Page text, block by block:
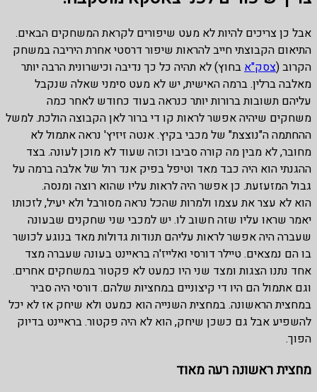
אבל כן צריכים להיות לא מעט שיפורים לקראת המשחקים הבאים.
התיאום הקבוצתי חייב להראות שיפור דרסטי אחרת היריבה במשחק
הקרוב (צסק"א בחוץ) לא תהיה כל כך נדיבה וכישרונית הרבה יותר
מאלבה ברלין. ברמה האישית, יש לא מעט סימני שאלה שנקבל
עליהם תשובות ברורות יותר כנראה בעוד כחודש לאחר כמה
משחקים שיהיה אפשר לראות קו די ברור לאן הקבוצה הולכת. למשל
ההחתמה ה"נוצצת" של מכבי בקיץ. אנטה זיזיץ' נראה אתמול לא
מחובר, לא מבין מה קורה סביבו וכזה שעוד לא מוכן לעונה. בצד
ההגנתי הוא היה כבד מאד וטיפל בפיק אנד רול של אלבה ברמה על
גבול המזעזעת. כן אפשר היה לראות עליו שהוא רוצה ומנסה.
הוא לא עצר את עצמו ולמרות שהכל נראה מסורבל ולא יעיל, לזכותו
יאמר שראו עליו שזה חשוב לו. יש למכבי שני שחקנים שבעונה
שעברה היה אפשר לראות עליהם תנודות גדולות מאד בנוגע לכושר
בו הם נמצאים. טיילר דורסי ואלייז'ה בראיינט בעונה שעברה מצד
אחד נתנו הצגות ומצד שני היו כמעט לא פקטור במשחקים אחרים.
וגם אתמול הם היו די קיצוניים במחציות שלהם. דורסי היה סביר
במחצית הראשונה. במחצית השנייה הוא כמעט ולא שיחק אז לא יכל
להשפיע אבל גם כשכן שיחק, הוא לא היה פקטור. בראיינט בדיוק
הפוך.
מחצית ראשונה רעה מאוד